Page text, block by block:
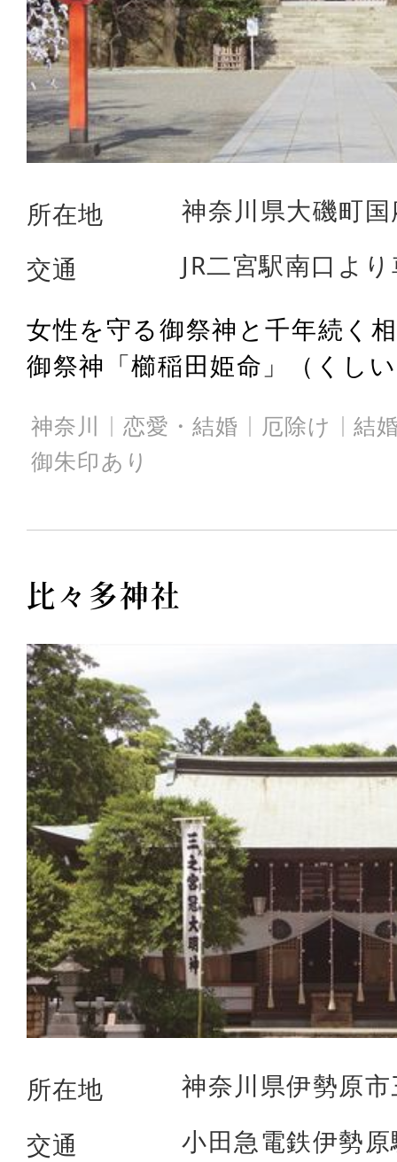
所在地
神奈川県大磯町
交通
JR二宮駅南口よ
女性を守る御祭神と千年続く
御祭神「櫛稲田姫命」（くし
神奈川 恋愛・結婚 厄除け
結
御朱印あり
比々多神社
所在地
神奈川県伊勢原
交通
小田急電鉄伊勢